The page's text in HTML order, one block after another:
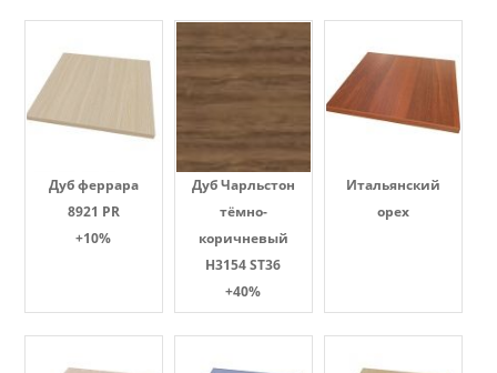
Дуб феррара
8921 PR
+10%
Дуб Чарльстон
тёмно-
коричневый
H3154 ST36
+40%
Итальянский
орех